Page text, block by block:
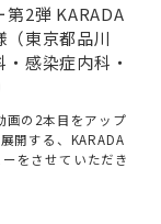
2弾 KARADA
（東京都品川
感染症内科・
画の2本目をアップ
開する、KARADA
をさせていただき